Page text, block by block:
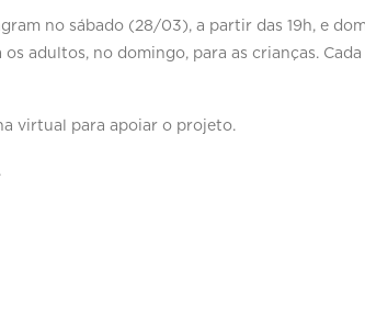
no sábado (28/03), a partir das 19h, e
adultos, no domingo, para as crianças. Cada
virtual para apoiar o projeto.